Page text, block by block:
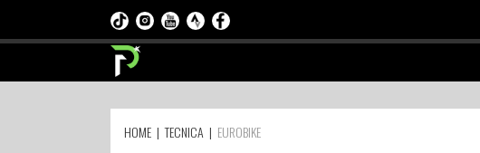
HOME |TECNICA | EUROBIKE